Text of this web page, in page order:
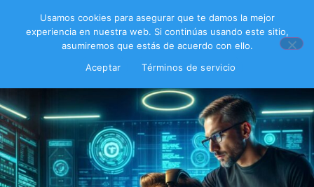
Usamos cookies para asegurar que te damos la mejor
experiencia en nuestra web. Si continúas usando este sitio,
asumiremos que estás de acuerdo con ello.
Aceptar
Términos de servicio